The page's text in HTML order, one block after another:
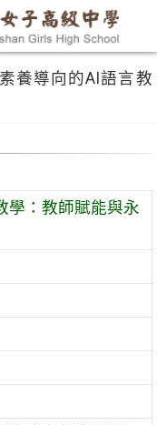
素養導向的AI語言教
學：教師賦能與永